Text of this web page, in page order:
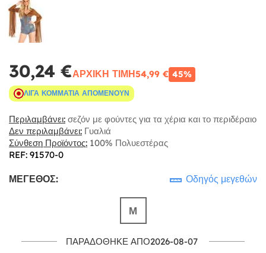
30,24 €ΑΡΧΙΚΉ ΤΙΜΉ54,99 € 45%
ΛΊΓΑ ΚΟΜΜΆΤΙΑ ΑΠΟΜΈΝΟΥΝ
Περιλαμβάνει: σεζόν με φούντες για τα χέρια και το περιδέραιο
Δεν περιλαμβάνει: Γυαλιά
Σύνθεση Προϊόντος: 100% Πολυεστέρας
REF: 91570-0
ΜΈΓΕΘΟΣ: Οδηγός μεγεθών
Μ
ΠΑΡΑΔΌΘΗΚΕ ΑΠΌ2026-08-07